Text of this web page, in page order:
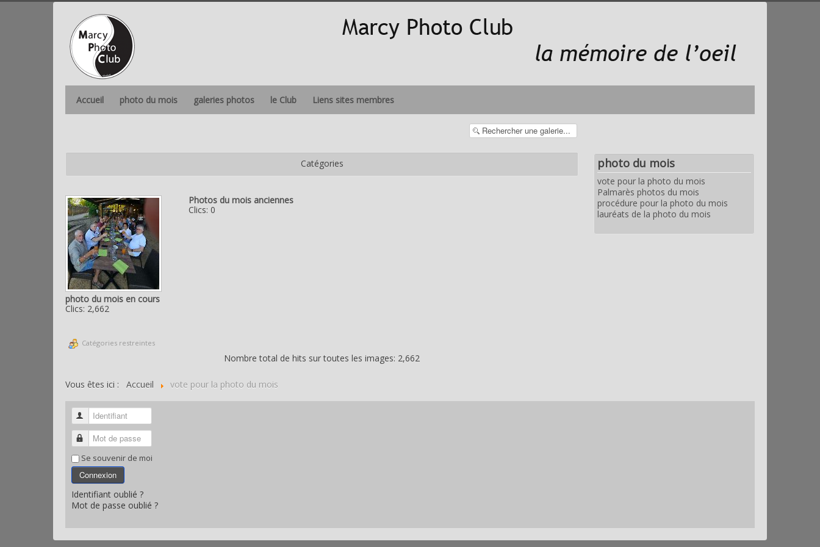
Accueil photo du mois galeries photos le Club Liens sites membres
Catégories
photo du mois en cours
Clics: 2,662
Photos du mois anciennes
Clics: 0
Catégories restreintes
Nombre total de hits sur toutes les images: 2,662
Vous êtes ici : Accueil vote pour la photo du mois
photo du mois
vote pour la photo du mois
Palmarès photos du mois
procédure pour la photo du mois
lauréats de la photo du mois
Identifiant
Mot de passe
Se souvenir de moi
Connexion
Identifiant oublié ?
Mot de passe oublié ?